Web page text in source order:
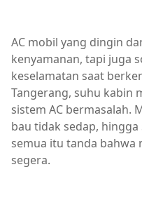
AC mobil yang dingin
kenyamanan, tapi juga
keselamatan saat
Tangerang, suhu kabin
sistem AC bermasalah.
bau tidak sedap,
semua itu tanda bahwa
segera.